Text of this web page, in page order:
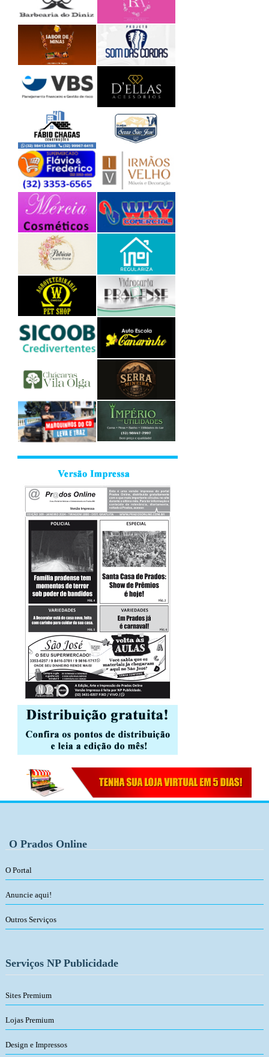
O Prados Online
O Portal
Anuncie aqui!
Outros Serviços
Serviços NP Publicidade
Sites Premium
Lojas Premium
Design e Impressos